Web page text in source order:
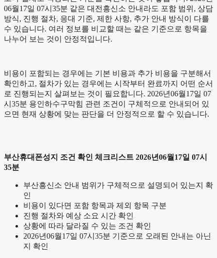
06월17일 07시35분 같은 대전흥신소 안내라도 포함 범위, 상담
방식, 진행 절차, 응대 기준, 제한 사항, 추가 안내 방식이 다를
수 있습니다. 여러 정보를 비교할 때는 같은 기준으로 항목을
나누어 보는 것이 안정적입니다.
비용이 포함되는 경우에는 기본 비용과 추가 비용을 구분해서
확인하고, 절차가 있는 경우에는 시작부터 완료까지 어떤 순서
로 진행되는지 살펴보는 것이 필요합니다. 2026년06월17일 07
시35분 용인하수구막힘 관련 조건이 구체적으로 안내되어 있
으면 현재 상황에 맞는 판단을 더 안정적으로 할 수 있습니다.
부산휴대폰성지 조건 확인 체크리스트 2026년06월17일 07시
35분
부산흥신소 안내 범위가 구체적으로 설명되어 있는지 확
인
비용이 있다면 포함 항목과 제외 항목 구분
진행 절차와 예상 소요 시간 확인
상황에 따라 달라질 수 있는 조건 확인
2026년06월17일 07시35분 기준으로 오래된 안내는 아닌
지 확인